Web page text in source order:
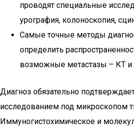
проводят специальные
урография, колоноскопия,
Самые точные методы
определить
возможные метастазы – КТ
Диагноз обязательно
исследованием под микроскопом
Иммуногистохимическое и